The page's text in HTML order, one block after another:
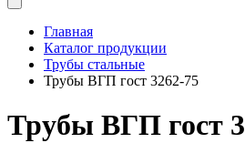
Главная
Каталог продукции
Трубы стальные
Трубы ВГП гост 3262-75
Трубы ВГП гост